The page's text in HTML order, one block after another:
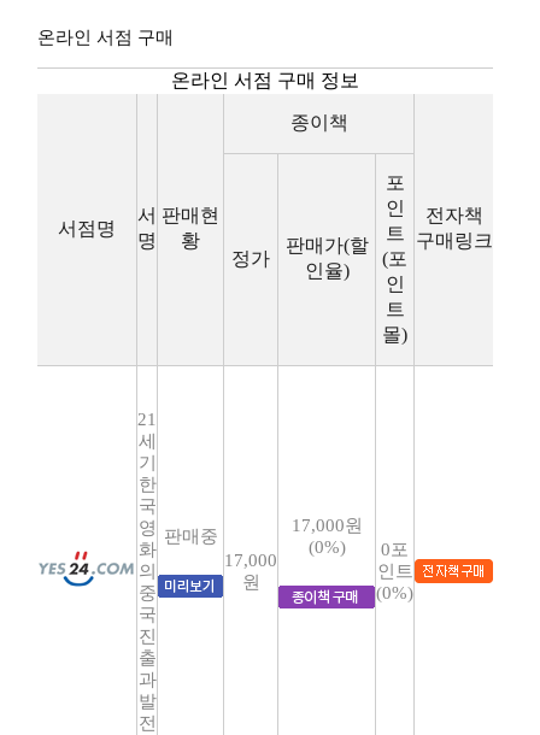
온라인 서점 구매
온라인 서점 구매 정보
서점명
서
명
판매현
황
종이책
전자책
구매링크
정가
판매가(할
인율)
포
인
트
(포
인
트
몰)
21
세
기
한
국
영
화
의
중
국
진
출
과
발
전
판매중
17,000
원
17,000원
(0%)
0포
인트
(0%)